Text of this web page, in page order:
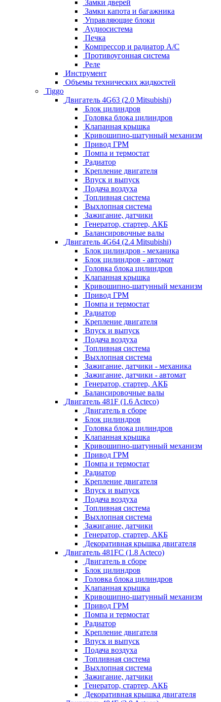
Замки дверей
Замки капота и багажника
Управляющие блоки
Аудиосистема
Печка
Компрессор и радиатор А/C
Противоугонная система
Реле
Инструмент
Объемы технических жидкостей
Tiggo
Двигатель 4G63 (2.0 Mitsubishi)
Блок цилиндров
Головка блока цилиндров
Клапанная крышка
Кривошипно-шатунный механизм
Привод ГРМ
Помпа и термостат
Радиатор
Крепление двигателя
Впуск и выпуск
Подача воздуха
Топливная система
Выхлопная система
Зажигание, датчики
Генератор, стартер, АКБ
Балансировочные валы
Двигатель 4G64 (2.4 Mitsubishi)
Блок цилиндров - механика
Блок цилиндров - автомат
Головка блока цилиндров
Клапанная крышка
Кривошипно-шатунный механизм
Привод ГРМ
Помпа и термостат
Радиатор
Крепление двигателя
Впуск и выпуск
Подача воздуха
Топливная система
Выхлопная система
Зажигание, датчики - механика
Зажигание, датчики - автомат
Генератор, стартер, АКБ
Балансировочные валы
Двигатель 481F (1.6 Acteco)
Двигатель в сборе
Блок цилиндров
Головка блока цилиндров
Клапанная крышка
Кривошипно-шатунный механизм
Привод ГРМ
Помпа и термостат
Радиатор
Крепление двигателя
Впуск и выпуск
Подача воздуха
Топливная система
Выхлопная система
Зажигание, датчики
Генератор, стартер, АКБ
Декоративная крышка двигателя
Двигатель 481FC (1.8 Acteco)
Двигатель в сборе
Блок цилиндров
Головка блока цилиндров
Клапанная крышка
Кривошипно-шатунный механизм
Привод ГРМ
Помпа и термостат
Радиатор
Крепление двигателя
Впуск и выпуск
Подача воздуха
Топливная система
Выхлопная система
Зажигание, датчики
Генератор, стартер, АКБ
Декоративная крышка двигателя